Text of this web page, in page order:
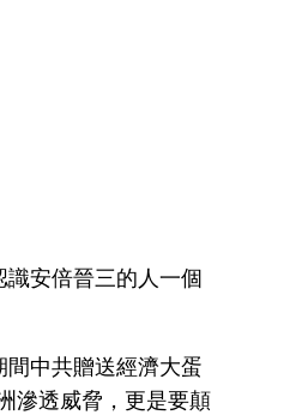
安倍晉三的人一個
中共贈送經濟大蛋
滲透威脅，更是要顛